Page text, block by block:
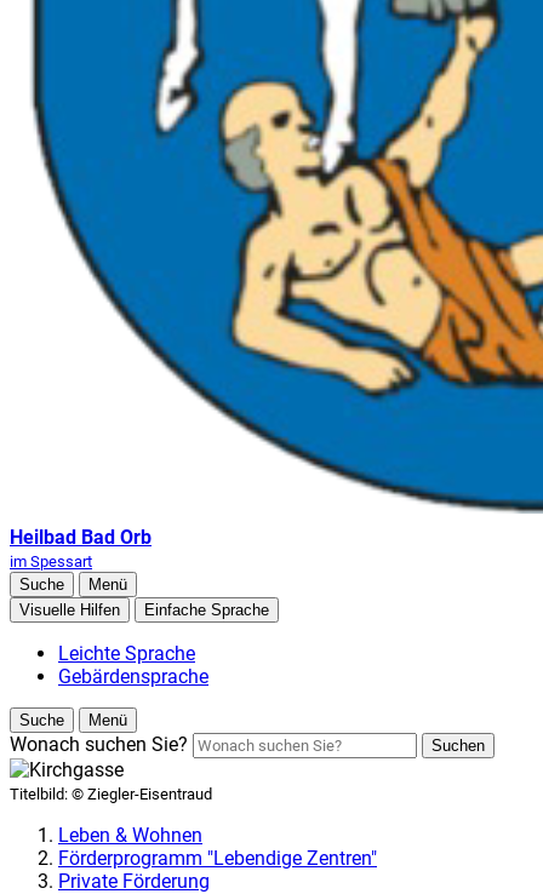
Heilbad Bad Orb
im Spessart
Suche
Menü
Visuelle Hilfen
Einfache Sprache
Leichte Sprache
Gebärdensprache
Suche Menü
Wonach suchen Sie? Suchen
Titelbild: © Ziegler-Eisentraud
Leben & Wohnen
Förderprogramm "Lebendige Zentren"
Private Förderung